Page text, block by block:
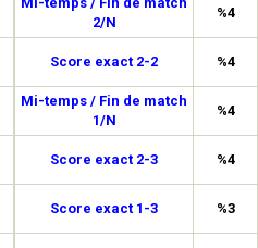
2/N
%4
Score exact 2-2 %4
Mi-temps / Fin de match
1/N
%4
Score exact 2-3 %4
Score exact 1-3 %3